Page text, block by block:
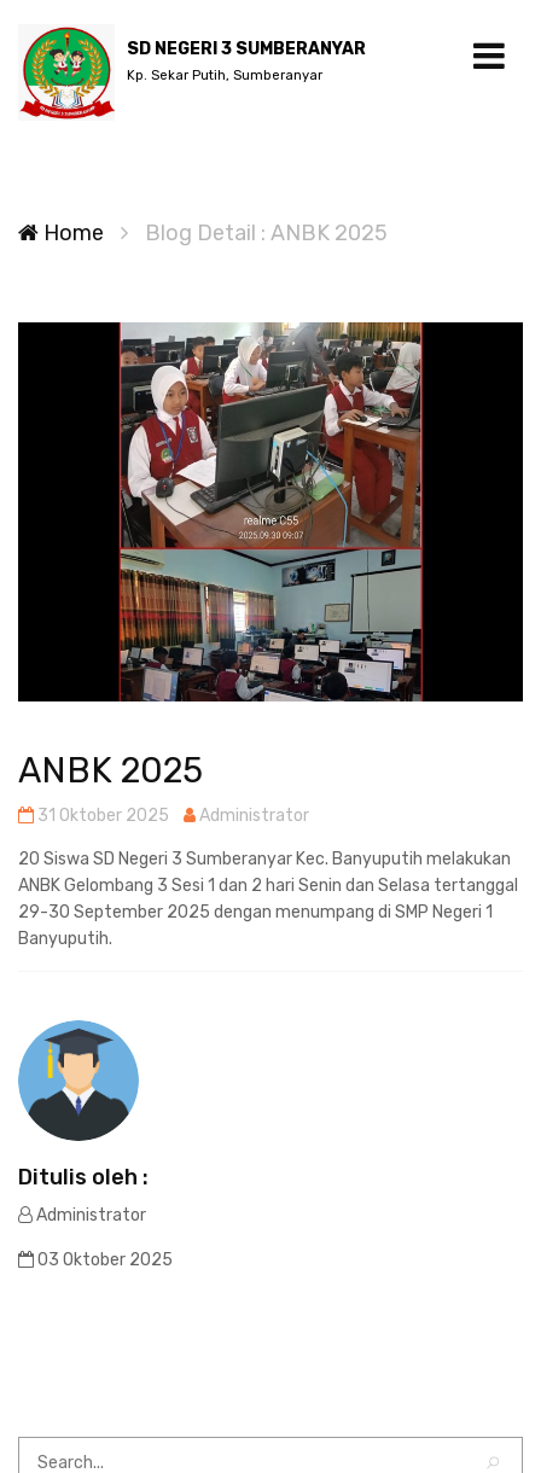
SD NEGERI 3 SUMBERANYAR
Kp. Sekar Putih, Sumberanyar
Home Blog Detail : ANBK 2025
ANBK 2025
31 Oktober 2025 Administrator
20 Siswa SD Negeri 3 Sumberanyar Kec. Banyuputih melakukan
ANBK Gelombang 3 Sesi 1 dan 2 hari Senin dan Selasa tertanggal
29-30 September 2025 dengan menumpang di SMP Negeri 1
Banyuputih.
Ditulis oleh :
Administrator
03 Oktober 2025